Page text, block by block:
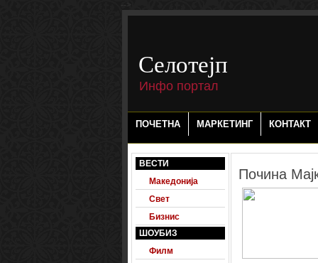
-->
Селотејп
Инфо портал
ПОЧЕТНА МАРКЕТИНГ КОНТАКТ
ВЕСТИ
Македонија
Свет
Бизнис
ШОУБИЗ
Филм
Почина